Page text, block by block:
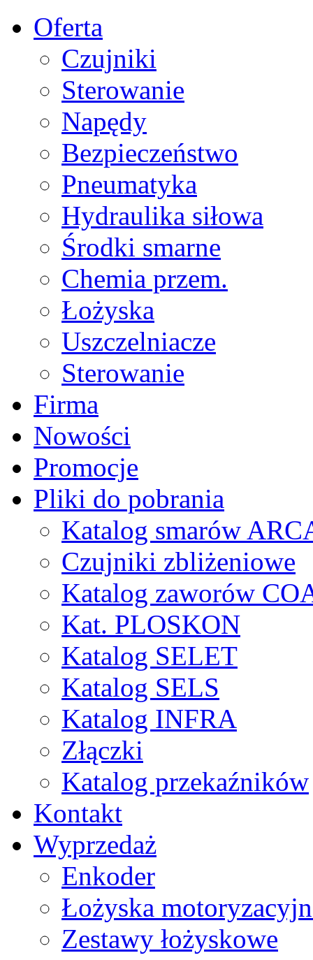
Oferta
Czujniki
Sterowanie
Napędy
Bezpieczeństwo
Pneumatyka
Hydraulika siłowa
Środki smarne
Chemia przem.
Łożyska
Uszczelniacze
Sterowanie
Firma
Nowości
Promocje
Pliki do pobrania
Katalog smarów
Czujniki zbliżeniowe
Katalog zaworów
Kat. PLOSKON
Katalog SELET
Katalog SELS
Katalog INFRA
Złączki
Katalog przekaźników
Kontakt
Wyprzedaż
Enkoder
Łożyska
Zestawy łożyskowe